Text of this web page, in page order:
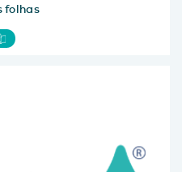
folhas